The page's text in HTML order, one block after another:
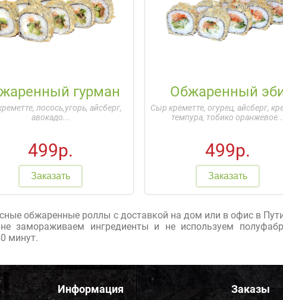
гурман
лосось,угорь, айсберг,
авокадо...
499р.
Заказать
Обжаренный
Сыр креметте, огурец, айсберг,
темпура, тобико оранжевое...
499р.
Заказать
обжаренные роллы с доставкой на дом или в офис в
замораживаем ингредиенты и не используем
минут.
Информация Заказы